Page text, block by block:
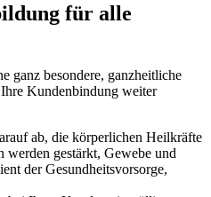
für alle
ganz besondere, ganzheitliche
Kundenbindung weiter
ab, die körperlichen Heilkräfte
gestärkt, Gewebe und
der Gesundheitsvorsorge,